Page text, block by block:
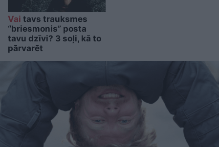
Vai tavs trauksmes
“briesmonis” posta
tavu dzīvi? 3 soļi, kā to
pārvarēt